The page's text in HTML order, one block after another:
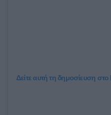
Δείτε αυτή τη δημοσίευση